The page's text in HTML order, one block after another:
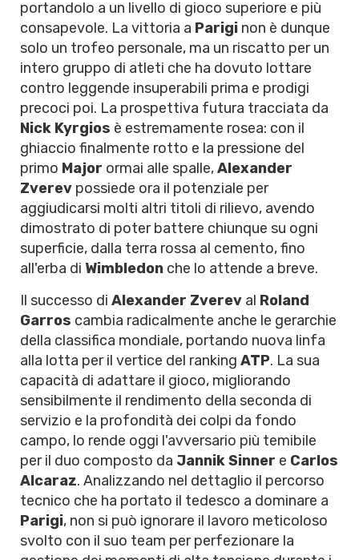
portandolo a un livello di gioco superiore e più
consapevole. La vittoria a Parigi non è dunque
solo un trofeo personale, ma un riscatto per un
intero gruppo di atleti che ha dovuto lottare
contro leggende insuperabili prima e prodigi
precoci poi. La prospettiva futura tracciata da
Nick Kyrgios è estremamente rosea: con il
ghiaccio finalmente rotto e la pressione del
primo Major ormai alle spalle,Alexander
Zverev possiede ora il potenziale per
aggiudicarsi molti altri titoli di rilievo, avendo
dimostrato di poter battere chiunque su ogni
superficie, dalla terra rossa al cemento, fino
all'erba di Wimbledon che lo attende a breve.
Il successo di Alexander Zverev al Roland
Garros cambia radicalmente anche le gerarchie
della classifica mondiale, portando nuova linfa
alla lotta per il vertice del ranking ATP. La sua
capacità di adattare il gioco, migliorando
sensibilmente il rendimento della seconda di
servizio e la profondità dei colpi da fondo
campo, lo rende oggi l'avversario più temibile
per il duo composto da Jannik Sinner e Carlos
Alcaraz. Analizzando nel dettaglio il percorso
tecnico che ha portato il tedesco a dominare a
Parigi, non si può ignorare il lavoro meticoloso
svolto con il suo team per perfezionare la